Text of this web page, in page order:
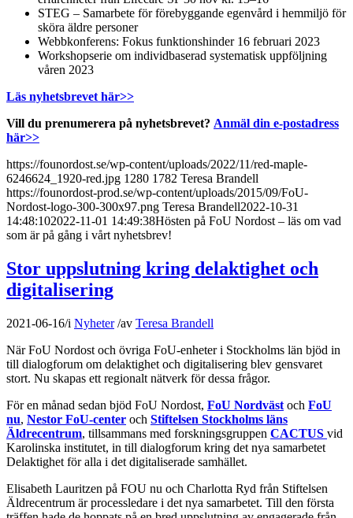
STEG – Samarbete för förebyggande egenvård i hemmiljö för
sköra äldre personer
Webbkonferens: Fokus funktionshinder 16 februari 2023
Workshopserie om individbaserad systematisk uppföljning
våren 2023
Läs nyhetsbrevet här>>
Vill du prenumerera på nyhetsbrevet? Anmäl din e-postadress
här>>
https://founordost.se/wp-content/uploads/2022/11/red-maple-
6246624_1920-red.jpg 1280 1782 Teresa Brandell
https://founordost-prod.se/wp-content/uploads/2015/09/FoU-
Nordost-logo-300-300x97.png Teresa Brandell2022-10-31
14:48:102022-11-01 14:49:38Hösten på FoU Nordost – läs om vad
som är på gång i vårt nyhetsbrev!
Stor uppslutning kring delaktighet och
digitalisering
2021-06-16/i Nyheter /av Teresa Brandell
När FoU Nordost och övriga FoU-enheter i Stockholms län bjöd in
till dialogforum om delaktighet och digitalisering blev gensvaret
stort. Nu skapas ett regionalt nätverk för dessa frågor.
För en månad sedan bjöd FoU Nordost, FoU Nordväst och FoU
nu, Nestor FoU-center och Stiftelsen Stockholms läns
Äldrecentrum, tillsammans med forskningsgruppen CACTUS vid
Karolinska institutet, in till dialogforum kring det nya samarbetet
Delaktighet för alla i det digitaliserade samhället.
Elisabeth Lauritzen på FOU nu och Charlotta Ryd från Stiftelsen
Äldrecentrum är processledare i det nya samarbetet. Till den första